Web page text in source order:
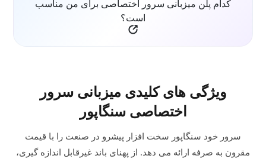
کدام پلن میزبانی سرور اختصاصی برای من مناسب
است؟
ویژگی های کلیدی میزبانی سرور
اختصاصی سنگاپور
سرور خود سنگاپور سخت افزار پیشرو در صنعت را با قیمت
مقرون به صرفه ارائه می دهد. از پهنای باند غیرقابل اندازه گیری،